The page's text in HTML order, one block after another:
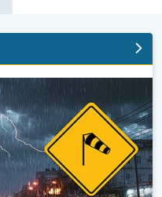
tormentas. Diluvio